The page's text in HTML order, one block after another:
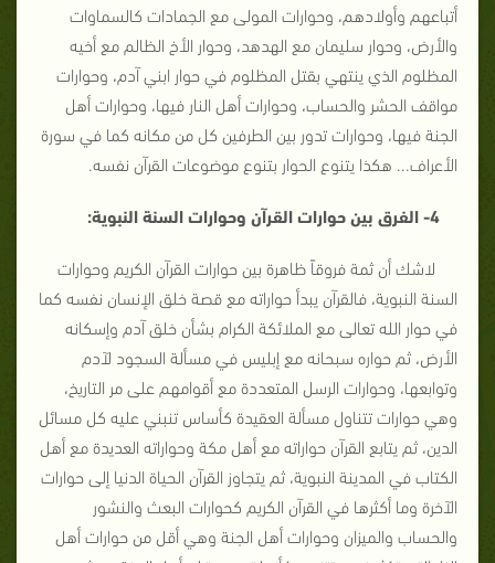
أتباعهم وأولادهم، وحوارات المولى مع الجمادات كالسماوات
والأرض، وحوار سليمان مع الهدهد، وحوار الأخ الظالم مع أخيه
المظلوم الذي ينتهي بقتل المظلوم في حوار ابني آدم، وحوارات
مواقف الحشر والحساب، وحوارات أهل النار فيها، وحوارات أهل
الجنة فيها، وحوارات تدور بين الطرفين كل من مكانه كما في سورة
الأعراف... هكذا يتنوع الحوار بتنوع موضوعات القرآن نفسه.
4- الفرق بين حوارات القرآن وحوارات السنة النبوية:
لاشك أن ثمة فروقاً ظاهرة بين حوارات القرآن الكريم وحوارات
السنة النبوية، فالقرآن يبدأ حواراته مع قصة خلق الإنسان نفسه كما
في حوار الله تعالى مع الملائكة الكرام بشأن خلق آدم وإسكانه
الأرض، ثم حواره سبحانه مع إبليس في مسألة السجود لآدم
وتوابعها، وحوارات الرسل المتعددة مع أقوامهم على مر التاريخ،
وهي حوارات تتناول مسألة العقيدة كأساس تنبني عليه كل مسائل
الدين، ثم يتابع القرآن حواراته مع أهل مكة وحواراته العديدة مع أهل
الكتاب في المدينة النبوية، ثم يتجاوز القرآن الحياة الدنيا إلى حوارات
الآخرة وما أكثرها في القرآن الكريم كحوارات البعث والنشور
والحساب والميزان وحوارات أهل الجنة وهي أقل من حوارات أهل